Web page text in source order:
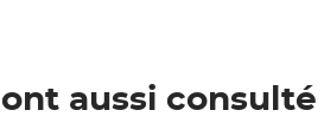
aussi consulté